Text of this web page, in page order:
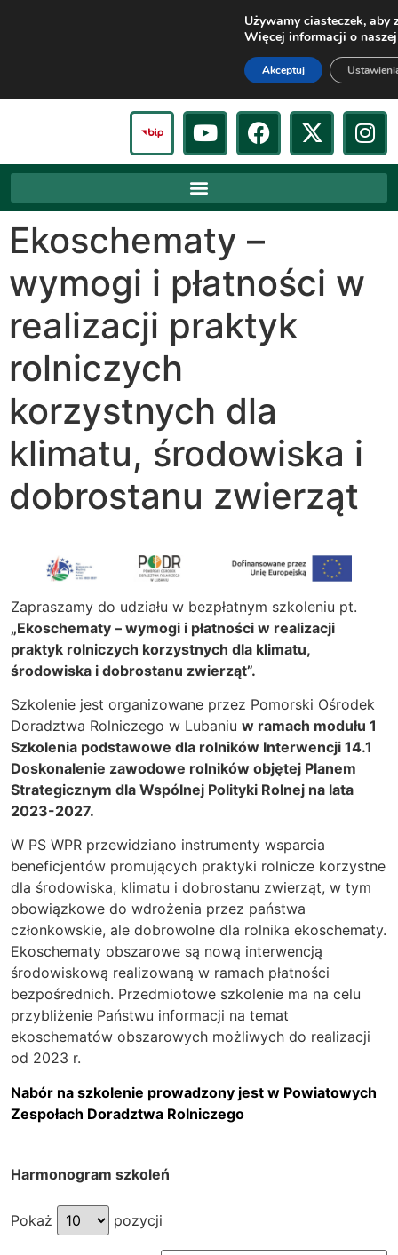
Ekoschematy –
wymogi i płatności w
realizacji praktyk
rolniczych
korzystnych dla
klimatu, środowiska i
dobrostanu zwierząt
Zapraszamy do udziału w bezpłatnym szkoleniu pt.
„Ekoschematy – wymogi i płatności w realizacji
praktyk rolniczych korzystnych dla klimatu,
środowiska i dobrostanu zwierząt”.
Szkolenie jest organizowane przez Pomorski Ośrodek
Doradztwa Rolniczego w Lubaniu w ramach modułu 1
Szkolenia podstawowe dla rolników Interwencji 14.1
Doskonalenie zawodowe rolników objętej Planem
Strategicznym dla Wspólnej Polityki Rolnej na lata
2023-2027.
W PS WPR przewidziano instrumenty wsparcia
beneficjentów promujących praktyki rolnicze korzystne
dla środowiska, klimatu i dobrostanu zwierząt, w tym
obowiązkowe do wdrożenia przez państwa
członkowskie, ale dobrowolne dla rolnika ekoschematy.
Ekoschematy obszarowe są nową interwencją
środowiskową realizowaną w ramach płatności
bezpośrednich. Przedmiotowe szkolenie ma na celu
przybliżenie Państwu informacji na temat
ekoschematów obszarowych możliwych do realizacji
od 2023 r.
Nabór na szkolenie prowadzony jest w Powiatowych
Zespołach Doradztwa Rolniczego
Harmonogram szkoleń
Pokaż pozycji
Używamy ciasteczek,
Więcej informacji o
Akceptuj